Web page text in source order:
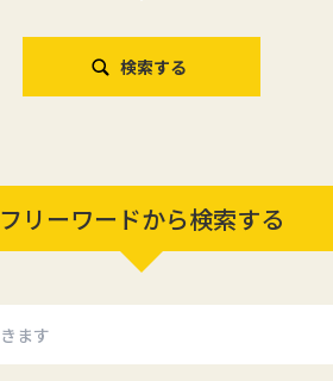
フリーワードから検索する